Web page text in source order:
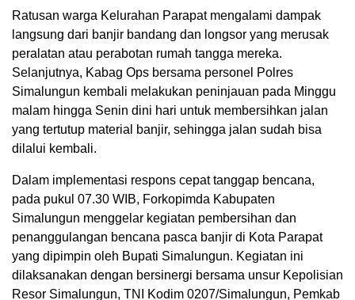
Ratusan warga Kelurahan Parapat mengalami dampak
langsung dari banjir bandang dan longsor yang merusak
peralatan atau perabotan rumah tangga mereka.
Selanjutnya, Kabag Ops bersama personel Polres
Simalungun kembali melakukan peninjauan pada Minggu
malam hingga Senin dini hari untuk membersihkan jalan
yang tertutup material banjir, sehingga jalan sudah bisa
dilalui kembali.
Dalam implementasi respons cepat tanggap bencana,
pada pukul 07.30 WIB, Forkopimda Kabupaten
Simalungun menggelar kegiatan pembersihan dan
penanggulangan bencana pasca banjir di Kota Parapat
yang dipimpin oleh Bupati Simalungun. Kegiatan ini
dilaksanakan dengan bersinergi bersama unsur Kepolisian
Resor Simalungun, TNI Kodim 0207/Simalungun, Pemkab